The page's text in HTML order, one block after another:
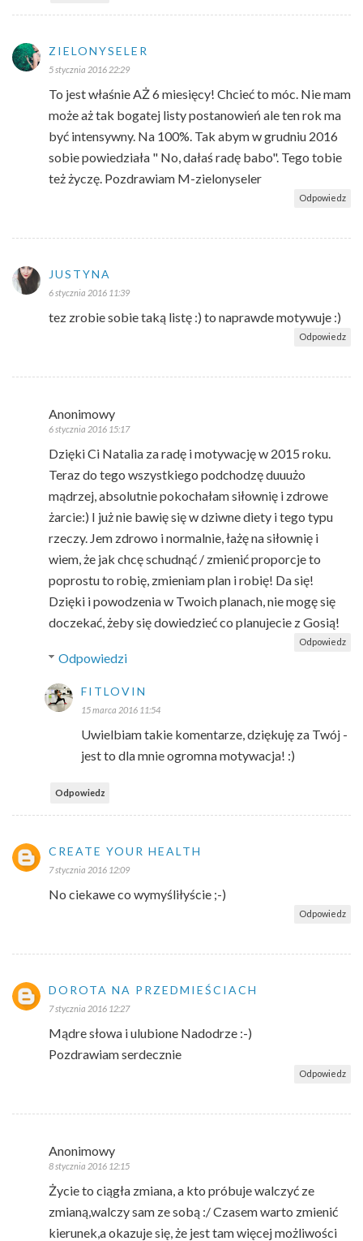
ZIELONYSELER
5 stycznia 2016 22:29
To jest właśnie AŻ 6 miesięcy! Chcieć to móc. Nie mam
może aż tak bogatej listy postanowień ale ten rok ma
być intensywny. Na 100%. Tak abym w grudniu 2016
sobie powiedziała " No, dałaś radę babo". Tego tobie
też życzę. Pozdrawiam M-zielonyseler
Odpowiedz
JUSTYNA
6 stycznia 2016 11:39
tez zrobie sobie taką listę :) to naprawde motywuje :)
Odpowiedz
Anonimowy
6 stycznia 2016 15:17
Dzięki Ci Natalia za radę i motywację w 2015 roku.
Teraz do tego wszystkiego podchodzę duuużo
mądrzej, absolutnie pokochałam siłownię i zdrowe
żarcie:) I już nie bawię się w dziwne diety i tego typu
rzeczy. Jem zdrowo i normalnie, łażę na siłownię i
wiem, że jak chcę schudnąć / zmienić proporcje to
poprostu to robię, zmieniam plan i robię! Da się!
Dzięki i powodzenia w Twoich planach, nie mogę się
doczekać, żeby się dowiedzieć co planujecie z Gosią!
Odpowiedz
Odpowiedzi
FITLOVIN
15 marca 2016 11:54
Uwielbiam takie komentarze, dziękuję za Twój -
jest to dla mnie ogromna motywacja! :)
Odpowiedz
CREATE YOUR HEALTH
7 stycznia 2016 12:09
No ciekawe co wymyśliłyście ;-)
Odpowiedz
DOROTA NA PRZEDMIEŚCIACH
7 stycznia 2016 12:27
Mądre słowa i ulubione Nadodrze :-)
Pozdrawiam serdecznie
Odpowiedz
Anonimowy
8 stycznia 2016 12:15
Życie to ciągła zmiana, a kto próbuje walczyć ze
zmianą,walczy sam ze sobą :/ Czasem warto zmienić
kierunek,a okazuje się, że jest tam więcej możliwości